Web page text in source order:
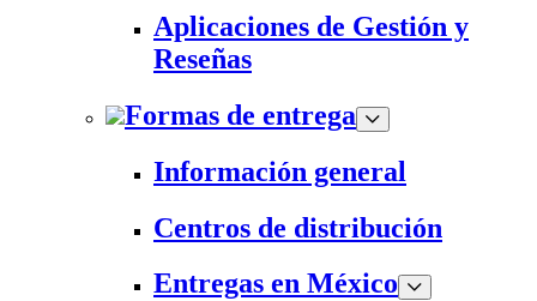
Aplicaciones de Gestión y
Reseñas
Formas de entrega
Información general
Centros de distribución
Entregas en México